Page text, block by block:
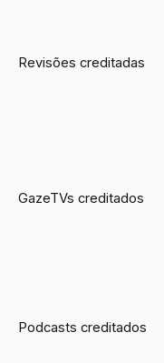
Revisões creditadas
GazeTVs creditados
Podcasts creditados